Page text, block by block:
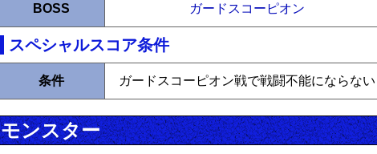
BOSS ガードスコーピオン
スペシャルスコア条件
条件 ガードスコーピオン戦で戦闘不能にならない
モンスター